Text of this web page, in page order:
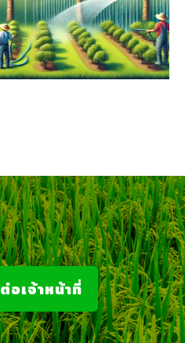
อเจ้าหน้าที่